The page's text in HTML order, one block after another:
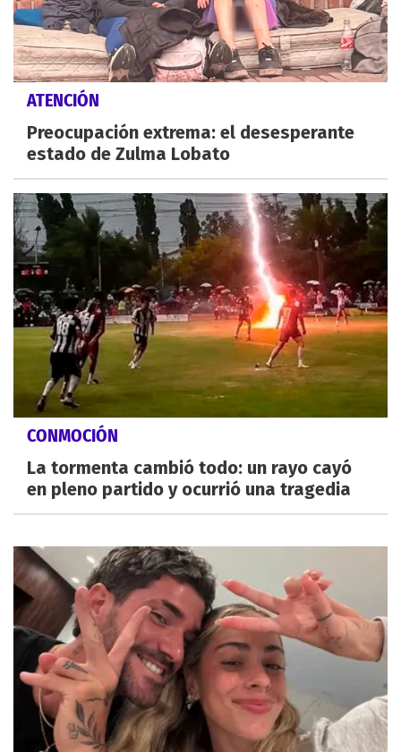
ATENCIÓN
Preocupación extrema: el desesperante
estado de Zulma Lobato
CONMOCIÓN
La tormenta cambió todo: un rayo cayó
en pleno partido y ocurrió una tragedia